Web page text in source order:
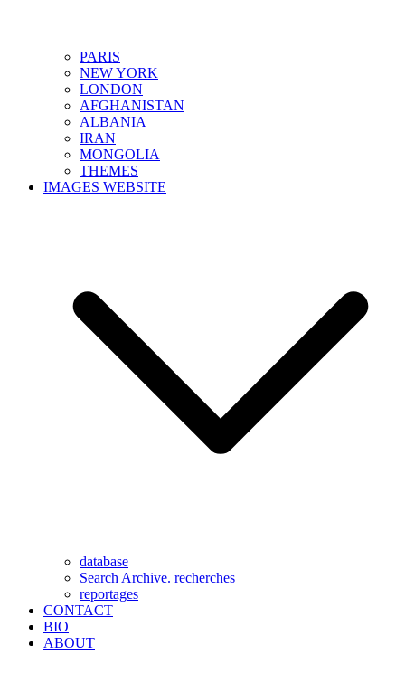
PARIS
NEW YORK
LONDON
AFGHANISTAN
ALBANIA
IRAN
MONGOLIA
THEMES
IMAGES WEBSITE
database
Search Archive. recherches
reportages
CONTACT
BIO
ABOUT